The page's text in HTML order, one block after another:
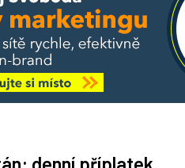
denní příplatek